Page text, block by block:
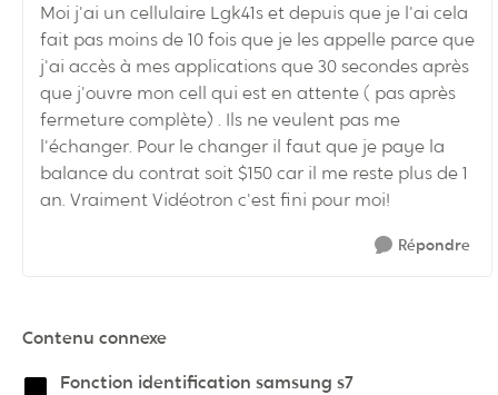
Moi j'ai un cellulaire Lgk41s et depuis que je l'ai cela
fait pas moins de 10 fois que je les appelle parce que
j'ai accès à mes applications que 30 secondes après
que j'ouvre mon cell qui est en attente ( pas après
fermeture complète) . Ils ne veulent pas me
l'échanger. Pour le changer il faut que je paye la
balance du contrat soit $150 car il me reste plus de 1
an. Vraiment Vidéotron c'est fini pour moi!
Répondre
Contenu connexe
Fonction identification samsung s7